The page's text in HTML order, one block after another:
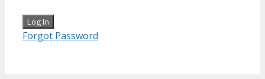
Forgot Password